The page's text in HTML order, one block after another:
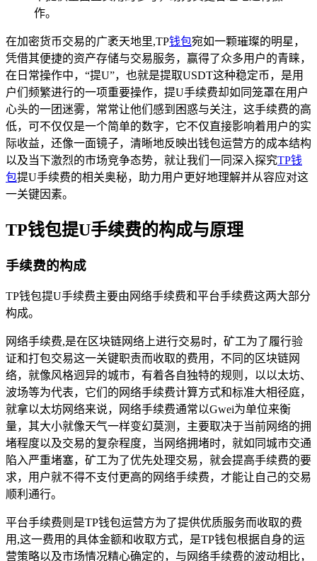
作。
在加密货币交易的广袤天地里,TP钱包宛如一颗璀璨的明星，
凭借其便捷的资产存储与交易服务，赢得了众多用户的青睐，
在日常操作中，“提U”，也就是提取USDT这种稳定币，是用
户们频繁进行的一项重要操作，提U手续费却如同笼罩在用户
心头的一团迷雾，常常让他们感到困惑与关注，这手续费的高
低，可不仅仅是一个简单的数字，它不仅直接影响着用户的实
际收益，还像一面镜子，清晰地反映出钱包运营方的成本结构
以及当下激烈的市场竞争态势，就让我们一同深入探究TP钱
包提U手续费的相关奥秘，助力用户更好地理解并从容应对这
一关键因素。
TP钱包提U手续费的构成与原理
手续费的构成
TP钱包提U手续费主要由网络手续费和平台手续费这两大部分
构成。
网络手续费,是在区块链网络上进行交易时，矿工为了履行验
证和打包交易这一关键职责而收取的费用，不同的区块链网
络，就像风格迥异的城市，有着各自独特的规则，以以太坊、
波场等为代表，它们的网络手续费计算方式和标准大相径庭，
就拿以太坊网络来说，网络手续费通常以Gwei为单位来衡
量，其大小就像天气一样变幻莫测，主要取决于当前网络的拥
堵程度以及交易的复杂程度，当网络拥堵时，就如同城市交通
陷入严重堵塞，矿工为了优先处理交易，就会提高手续费的要
求，用户就不得不支付更高的网络手续费，才能让自己的交易
顺利通行。
平台手续费则是TP钱包运营方为了提供优质服务而收取的费
用,这一费用的具体金额和收取方式，是TP钱包根据自身的运
营策略以及市场情况精心确定的，与网络手续费的波动相比，